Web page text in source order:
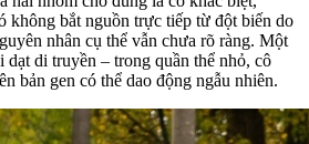
không bắt nguồn trực tiếp từ đột biến do
nhân cụ thể vẫn chưa rõ ràng. Một
dạt di truyền – trong quần thể nhỏ, cô
bản gen có thể dao động ngẫu nhiên.